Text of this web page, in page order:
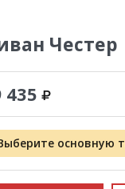
Честер
435
основную